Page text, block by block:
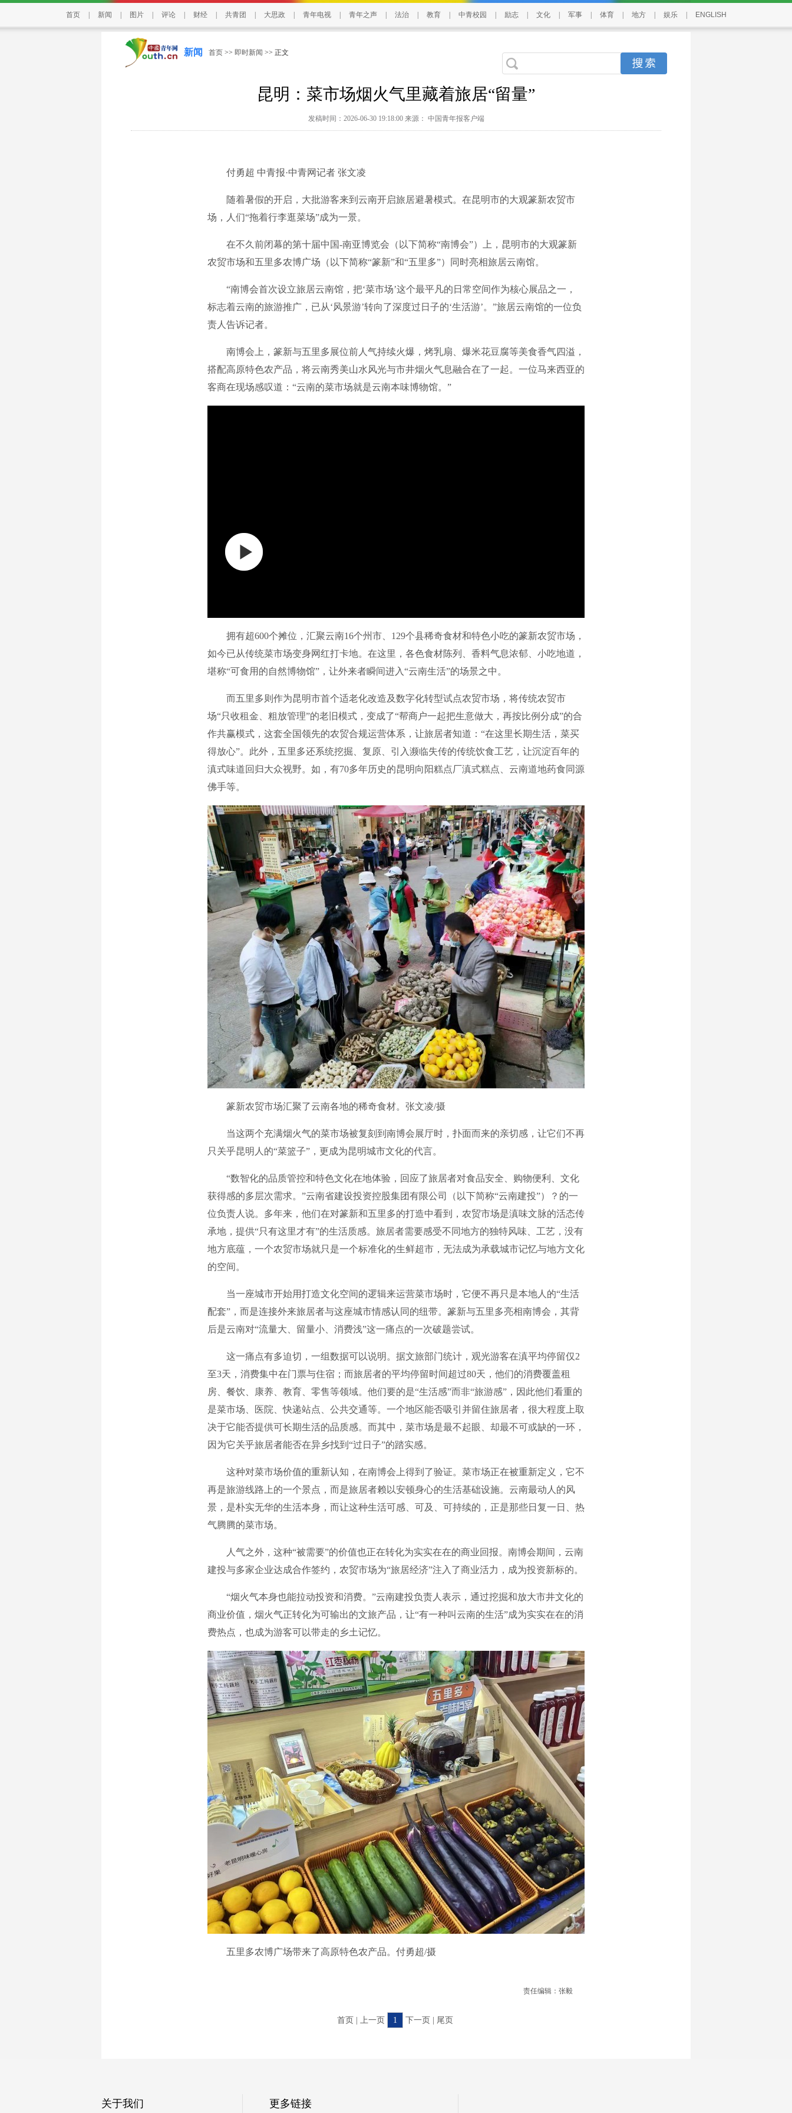
首页 新闻 图片 评论 财经 共青团 大思政 青年电视 青年之声 法治 教育 中青校园 励志 文化 军事 体育 地方 娱乐 ENGLISH
新闻 首页 >> 即时新闻 >> 正文
昆明：菜市场烟火气里藏着旅居“留量”
发稿时间：2026-06-30 19:18:00 来源： 中国青年报客户端
付勇超 中青报·中青网记者 张文凌
随着暑假的开启，大批游客来到云南开启旅居避暑模式。在昆明市的大观篆新农贸市
场，人们“拖着行李逛菜场”成为一景。
在不久前闭幕的第十届中国-南亚博览会（以下简称“南博会”）上，昆明市的大观篆新
农贸市场和五里多农博广场（以下简称“篆新”和“五里多”）同时亮相旅居云南馆。
“南博会首次设立旅居云南馆，把‘菜市场’这个最平凡的日常空间作为核心展品之一，
标志着云南的旅游推广，已从‘风景游’转向了深度过日子的‘生活游’。”旅居云南馆的一位负
责人告诉记者。
南博会上，篆新与五里多展位前人气持续火爆，烤乳扇、爆米花豆腐等美食香气四溢，
搭配高原特色农产品，将云南秀美山水风光与市井烟火气息融合在了一起。一位马来西亚的
客商在现场感叹道：“云南的菜市场就是云南本味博物馆。”
拥有超600个摊位，汇聚云南16个州市、129个县稀奇食材和特色小吃的篆新农贸市场，
如今已从传统菜市场变身网红打卡地。在这里，各色食材陈列、香料气息浓郁、小吃地道，
堪称“可食用的自然博物馆”，让外来者瞬间进入“云南生活”的场景之中。
而五里多则作为昆明市首个适老化改造及数字化转型试点农贸市场，将传统农贸市
场“只收租金、粗放管理”的老旧模式，变成了“帮商户一起把生意做大，再按比例分成”的合
作共赢模式，这套全国领先的农贸合规运营体系，让旅居者知道：“在这里长期生活，菜买
得放心”。此外，五里多还系统挖掘、复原、引入濒临失传的传统饮食工艺，让沉淀百年的
滇式味道回归大众视野。如，有70多年历史的昆明向阳糕点厂滇式糕点、云南道地药食同源
佛手等。
篆新农贸市场汇聚了云南各地的稀奇食材。张文凌/摄
当这两个充满烟火气的菜市场被复刻到南博会展厅时，扑面而来的亲切感，让它们不再
只关乎昆明人的“菜篮子”，更成为昆明城市文化的代言。
“数智化的品质管控和特色文化在地体验，回应了旅居者对食品安全、购物便利、文化
获得感的多层次需求。”云南省建设投资控股集团有限公司（以下简称“云南建投”）？的一
位负责人说。多年来，他们在对篆新和五里多的打造中看到，农贸市场是滇味文脉的活态传
承地，提供“只有这里才有”的生活质感。旅居者需要感受不同地方的独特风味、工艺，没有
地方底蕴，一个农贸市场就只是一个标准化的生鲜超市，无法成为承载城市记忆与地方文化
的空间。
当一座城市开始用打造文化空间的逻辑来运营菜市场时，它便不再只是本地人的“生活
配套”，而是连接外来旅居者与这座城市情感认同的纽带。篆新与五里多亮相南博会，其背
后是云南对“流量大、留量小、消费浅”这一痛点的一次破题尝试。
这一痛点有多迫切，一组数据可以说明。据文旅部门统计，观光游客在滇平均停留仅2
至3天，消费集中在门票与住宿；而旅居者的平均停留时间超过80天，他们的消费覆盖租
房、餐饮、康养、教育、零售等领域。他们要的是“生活感”而非“旅游感”，因此他们看重的
是菜市场、医院、快递站点、公共交通等。一个地区能否吸引并留住旅居者，很大程度上取
决于它能否提供可长期生活的品质感。而其中，菜市场是最不起眼、却最不可或缺的一环，
因为它关乎旅居者能否在异乡找到“过日子”的踏实感。
这种对菜市场价值的重新认知，在南博会上得到了验证。菜市场正在被重新定义，它不
再是旅游线路上的一个景点，而是旅居者赖以安顿身心的生活基础设施。云南最动人的风
景，是朴实无华的生活本身，而让这种生活可感、可及、可持续的，正是那些日复一日、热
气腾腾的菜市场。
人气之外，这种“被需要”的价值也正在转化为实实在在的商业回报。南博会期间，云南
建投与多家企业达成合作签约，农贸市场为“旅居经济”注入了商业活力，成为投资新标的。
“烟火气本身也能拉动投资和消费。”云南建投负责人表示，通过挖掘和放大市井文化的
商业价值，烟火气正转化为可输出的文旅产品，让“有一种叫云南的生活”成为实实在在的消
费热点，也成为游客可以带走的乡土记忆。
五里多农博广场带来了高原特色农产品。付勇超/摄
责任编辑：张毅
首页 | 上一页 1 下一页 | 尾页
关于我们 更多链接